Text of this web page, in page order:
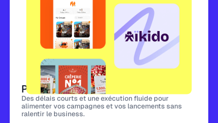
Production rapide et illimité
Des délais courts et une exécution fluide pour
alimenter vos campagnes et vos lancements sans
ralentir le business.